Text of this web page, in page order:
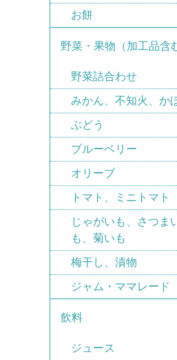
お餅
野菜・果物（加工品含
野菜詰合わせ
みかん、不知火、か
ぶどう
ブルーベリー
オリーブ
トマト、ミニトマト
じゃがいも、さつま
も、菊いも
梅干し、漬物
ジャム・ママレード
飲料
ジュース